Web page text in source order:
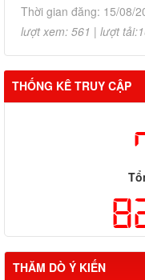
Thời gian đăng: 15/08/
lượt xem: 561 | lượt
THỐNG KÊ TRUY CẬP
THĂM DÒ Ý KIẾN